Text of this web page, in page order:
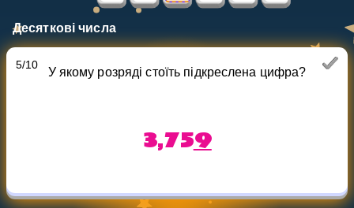
Curriculum
Показати більше
Десяткові числа
5/10
У якому розряді стоїть підкреслена цифра?
3,759